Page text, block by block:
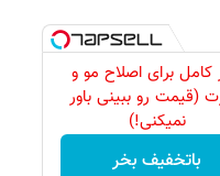
کامل برای اصلاح مو و
(قیمت رو ببینی باور
نمیکنی!)
باتخفیف بخر